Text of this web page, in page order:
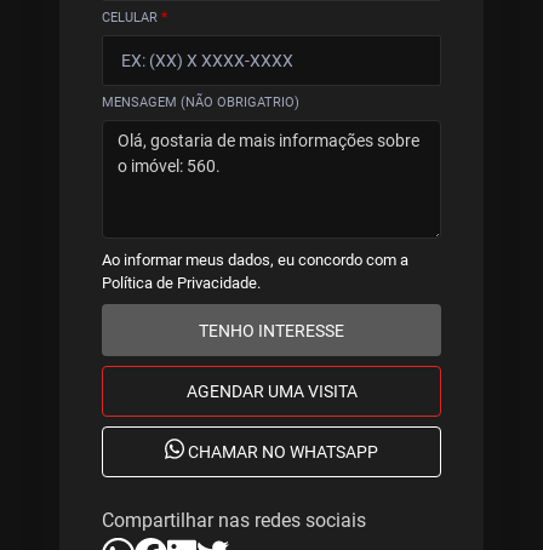
CELULAR *
MENSAGEM (NÃO OBRIGATRIO)
Ao informar meus dados, eu concordo com a
Política de Privacidade.
TENHO INTERESSE
AGENDAR UMA VISITA
CHAMAR NO WHATSAPP
Compartilhar nas redes sociais